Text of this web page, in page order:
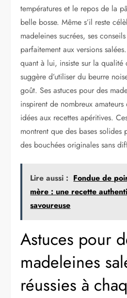
températures et le repos de la
belle bosse. Même s’il reste
madeleines sucrées, ses
parfaitement aux versions
quant à lui, insiste sur la qualité
suggère d’utiliser du beurre
goût. Ses astuces pour des
inspirent de nombreux
idées aux recettes apéritives.
montrent que des bases solides
des bouchées originales sans
Lire aussi : Fondue de
mère : une recette
savoureuse
Astuces pour
madeleines
réussies à